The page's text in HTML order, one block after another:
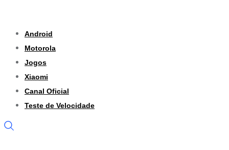
content
Android
Motorola
Jogos
Xiaomi
Canal Oficial
Teste de Velocidade